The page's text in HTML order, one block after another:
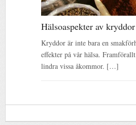
Hälsoaspekter av kryddor
Kryddor är inte bara en
effekter på vår hälsa.
lindra vissa åkommor. […]